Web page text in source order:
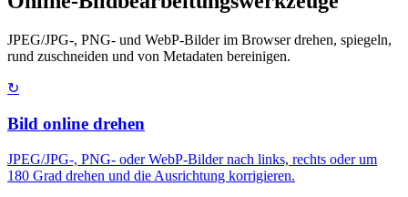
JPEG/JPG-, PNG- und WebP-Bilder im Browser drehen, spiegeln,
rund zuschneiden und von Metadaten bereinigen.
↻
Bild online drehen
JPEG/JPG-, PNG- oder WebP-Bilder nach links, rechts oder um
180 Grad drehen und die Ausrichtung korrigieren.